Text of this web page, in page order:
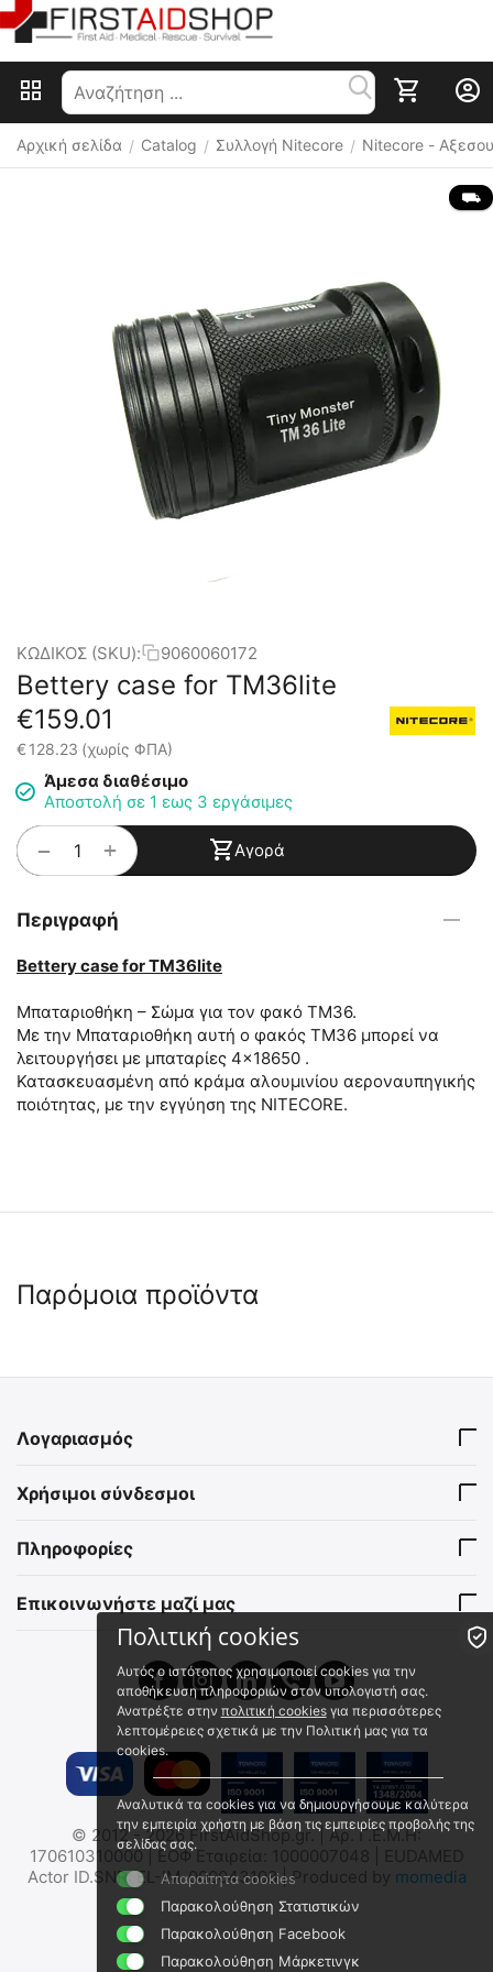
Αρχική σελίδα / Catalog / Συλλογή Nitecore / Nitecore -
⛟
ΚΩΔΙΚΟΣ (SKU): 9060060172
Bettery case for TM36lite
€159.01
€128.23 (χωρίς ΦΠΑ)
Άμεσα διαθέσιμο
Αποστολή σε 1 εως 3 εργάσιμες
+
− Αγορά
Περιγραφή
Bettery case for TM36lite
Μπαταριοθήκη – Σώμα για τον φακό TM36.
Με την Μπαταριοθήκη αυτή ο φακός ΤΜ36 μπορεί να
λειτουργήσει με μπαταρίες 4×18650 .
Κατασκευασμένη από κράμα αλουμινίου αεροναυπηγικής
ποιότητας, με την εγγύηση της NITECORE.
Παρόμοια προϊόντα
Tail cap Nitecore MH12V2,
Οπίσθιος διακόπτης
Άμεσα διαθέσιμο
εργάσιμες
(χωρίς ΦΠΑ)
€
€2.42
Κάλυμα διακοπτών φακού
Nitecore TIP - Κλίπ ζώνης
9110100920
Άμεσα διαθέσιμο
Αποστολή σε 1 εως 3
ΤΖΑΜΙ ΦΑΚΟΥ NITECORE
για TM03 με διάμετρο
36mm
Άμεσα διαθέσιμο
Αποστολή σε 1 εως 3
εργάσιμες
Λογαριασμός
Χρήσιμοι σύνδεσμοι
Πληροφορίες
Επικοινωνήστε μαζί μας
© 2012 - 2026 FirstAidShop.gr. | Αρ. Γ.Ε.Μ.Η:
170610310000 | ΕΟΦ Εταιρεία: 1000007048 | EUDAMED
Actor ID.SNR: EL-IM-000043108 | Produced by momedia
Πολιτική cookies
Αυτός ο ιστότοπος χρησιμοποιεί cookies για την
αποθήκευση πληροφοριών στον υπολογιστή σας.
Ανατρέξτε στην πολιτική cookiesγια περισσότερες
λεπτομέρειες σχετικά με την Πολιτική μας για τα
cookies.
Αναλυτικά τα cookies για να δημιουργήσουμε καλύτερα
την εμπειρία χρήστη με βάση τις εμπειρίες προβολής της
σελίδας σας.
Απαραίτητα cookies
Παρακολούθηση Στατιστικών
Παρακολούθηση Facebook
Παρακολούθηση Μάρκετινγκ